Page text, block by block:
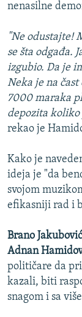
nenasilne
"Ne odustajte!
se šta odgađa.
izgubio. Da je
Neka je na
7000 maraka
depozita koliko
rekao je
Kako je
ideja je "da
svojom
efikasniji rad i
Brano Jakubović
Adnan
političare da
kazali, biti
snagom i sa